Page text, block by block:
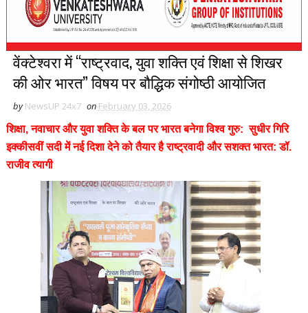
वेंक्टेश्वरा में “राष्ट्रवाद, युवा शक्ति एवं शिक्षा से शिखर
की ओर भारत” विषय पर बौद्धिक संगोष्ठी आयोजित
by NewsUP 24x7 on February 03, 2026
शिक्षा, नवाचार और युवा शक्ति के बल पर भारत बनेगा विश्व गुरु: सुधीर गिरि
इक्कीसवीं सदी में नई दिशा देने को तैयार है राष्ट्रवादी और सशक्त भारत: डॉ.
राजीव त्यागी